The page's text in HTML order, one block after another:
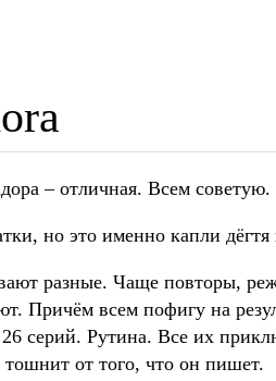
– отличная. Всем советую.
но это именно капли
разные. Чаще повторы,
Причём всем пофигу на
серий. Рутина. Все их
от того, что он пишет.